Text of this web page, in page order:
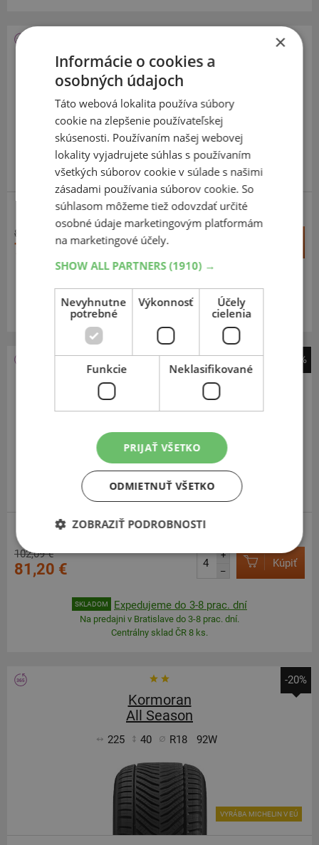
Kormoran
All Season
185 55 R15
82H
FR
VYRÁBA MICHELIN V EÚ
81,80 €
78,50 €
Na predajni v Bratislave do 3-8 prac. dní.
Centrálny sklad ČR 12 ks.
-20%
FR
VYRÁBA MICHELIN V EÚ
102,09 €
81,20 €
+
–
Kúpiť
SKLADOM Expedujeme do 3-8 prac. dní
Na predajni v Bratislave do 3-8 prac. dní.
Centrálny sklad ČR 8 ks.
-20%
Kormoran
All Season
225 40 R18 92W
VYRÁBA MICHELIN V EÚ
×
Informácie o cookies a
osobných údajoch
Táto webová lokalita používa súbory
cookie na zlepšenie používateľskej
skúsenosti. Používaním našej webovej
lokality vyjadrujete súhlas s používaním
všetkých súborov cookie v súlade s našimi
zásadami používania súborov cookie. So
súhlasom môžeme tiež odovzdať určité
osobné údaje marketingovým platformám
na marketingové účely.
SHOW ALL PARTNERS(1910) →
Nevyhnutne
potrebné
Výkonnosť
Účely
cielenia
Funkcie Neklasifikované
PRIJAŤ VŠETKO
ODMIETNUŤ VŠETKO
ZOBRAZIŤ PODROBNOSTI